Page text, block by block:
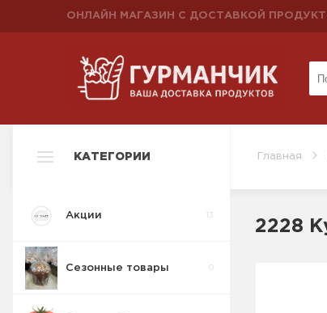
ОНЛАЙН МАГАЗИН С ДОСТАВКОЙ
Главная
КАТЕГОРИИ
Акции 13
Сезонные товары
2228